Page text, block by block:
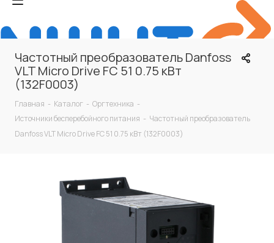
Частотный преобразователь Danfoss
VLT Micro Drive FC 51 0.75 кВт
(132F0003)
Главная - Каталог - Оргтехника -
Источники бесперебойного питания - Частотный преобразователь
Danfoss VLT Micro Drive FC 51 0.75 кВт (132F0003)